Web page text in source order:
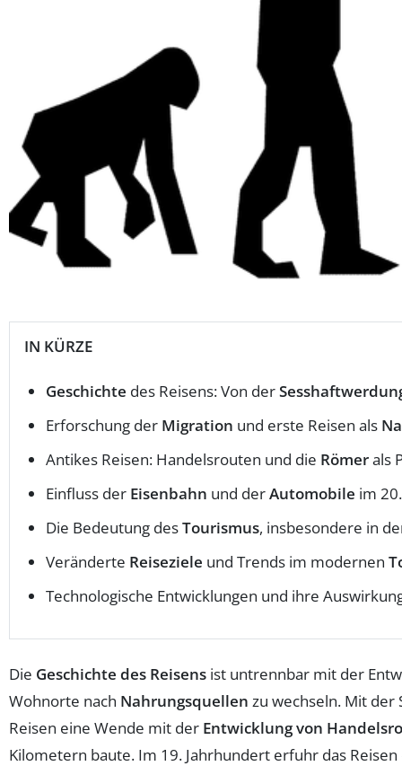
IN KÜRZE
Geschichte des Reisens: Von der
Erforschung der Migration und erste Reisen als
Antikes Reisen: Handelsrouten und die Römerals
Einfluss der Eisenbahn und derAutomobile im
Die Bedeutung desTourismus, insbesondere in
Veränderte Reiseziele und Trends im modernen
Technologische Entwicklungen und ihre
Die Geschichte des Reisens ist untrennbar mit der
Wohnorte nach Nahrungsquellen zu wechseln. Mit
Reisen eine Wende mit der Entwicklung von
Kilometern baute. Im 19. Jahrhundert erfuhr das